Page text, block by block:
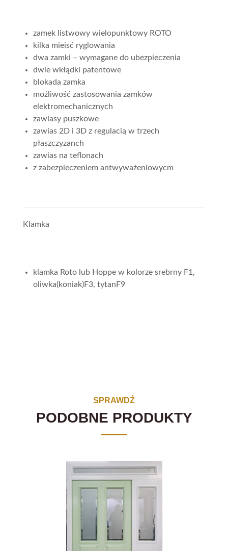
zamek listwowy wielopunktowy ROTO
kilka mieisć ryglowania
dwa zamki – wymagane do ubezpieczenia
dwie wkłądki patentowe
blokada zamka
możliwość zastosowania zamków
elektromechanicznych
zawiasy puszkowe
zawias 2D i 3D z regulacią w trzech
płaszczyzanch
zawias na teflonach
z zabezpieczeniem antwyważeniowycm
Klamka
klamka Roto lub Hoppe w kolorze srebrny F1,
oliwka(koniak)F3, tytanF9
SPRAWDŹ
PODOBNE PRODUKTY